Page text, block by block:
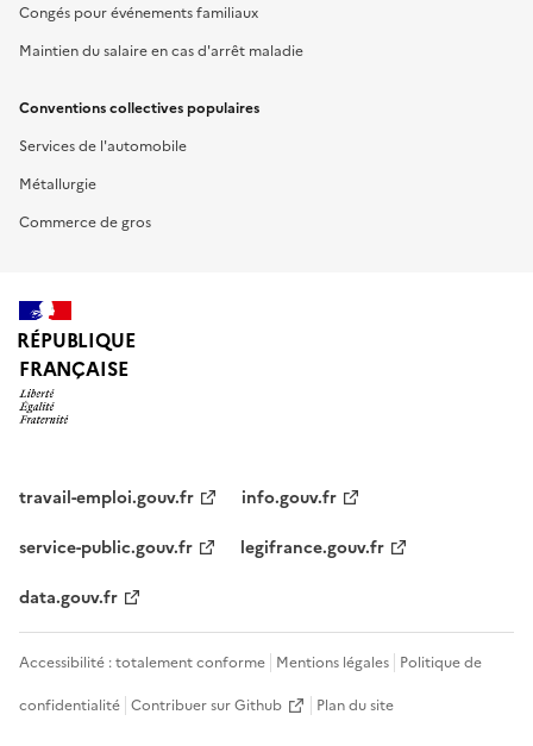
Congés pour événements familiaux
Maintien du salaire en cas d'arrêt maladie
Conventions collectives populaires
Services de l'automobile
Métallurgie
Commerce de gros
RÉPUBLIQUE
FRANÇAISE
travail-emploi.gouv.fr
info.gouv.fr
service-public.gouv.fr
legifrance.gouv.fr
data.gouv.fr
Accessibilité : totalement conforme Mentions légales Politique de
confidentialité Contribuer sur Github Plan du site